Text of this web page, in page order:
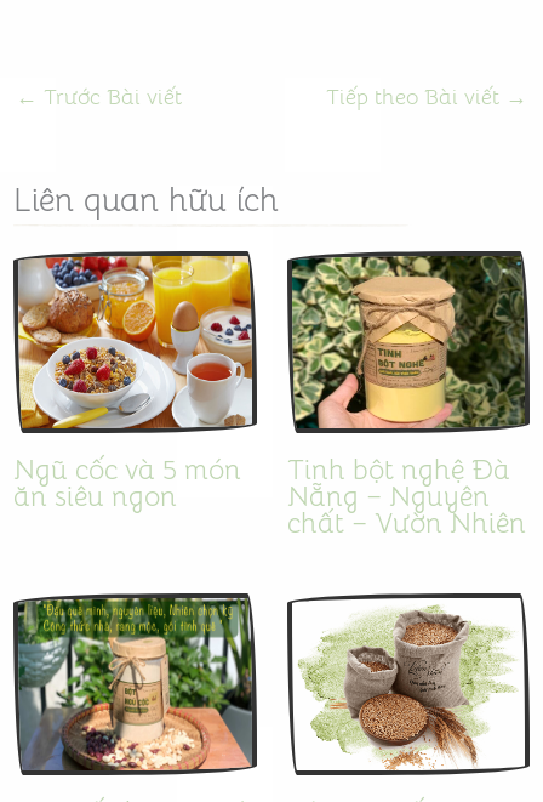
← Trước Bài viết Tiếp theo Bài viết →
Liên quan hữu ích
Ngũ cốc và 5 món
ăn siêu ngon
Tinh bột nghệ Đà
Nẵng – Nguyên
chất – Vườn Nhiên